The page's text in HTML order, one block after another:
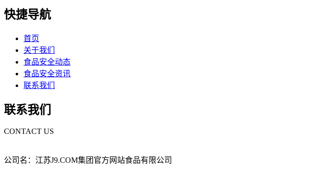
快捷导航
首页
关于我们
食品安全动态
食品安全资讯
联系我们
联系我们
CONTACT US
公司名：江苏J9.COM集团官方网站食品有限公司